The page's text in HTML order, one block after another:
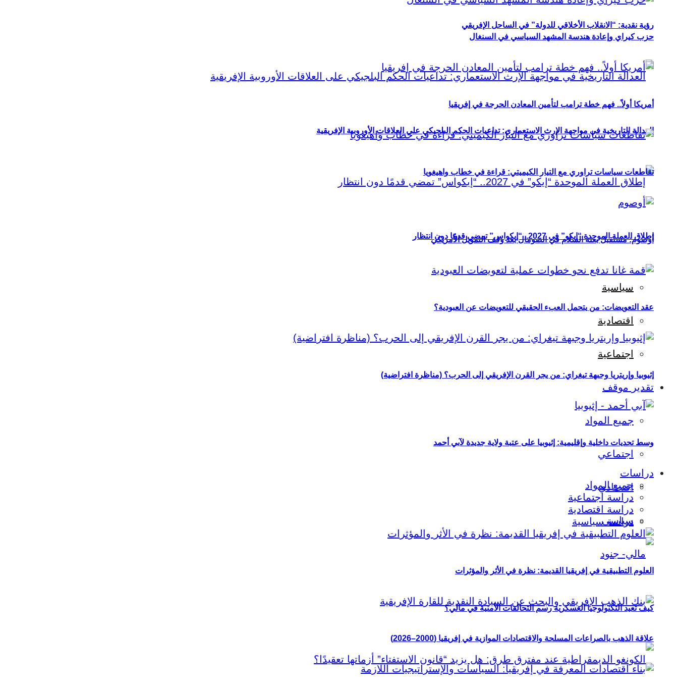
رؤية نقدية: “الانقلاب الأخلاقي للدولة” في الساحل الإفريقي
العدالة التاريخية في مواجهة الإرث الاستعماري: تداعيات الحكم البلجيكي على العلاقات الأوروبية الإفريقية
إطلاق العملة الموحدة “إيكو” في 2027.. “إيكواس” تمضي قدمًا دون انتظار
سياسية
اقتصادية
اجتماعية
تقدير موقف
جميع المواد
اجتماعي
اقتصادي
سياسي
كيف تعيد التكنولوجيا العسكرية رسم التحالفات الأمنية في مالي؟
حزب كيراي وإعادة هندسة المشهد السياسي في السنغال
أمريكا أولاً.. فهم خطة ترامب لتأمين المعادن الحرجة في إفريقيا
تقاطعات سياسات تراوري مع التيار الكيميتي: قراءة في خطاب واهيغويا
أوصوم: مستقبل بعثة السلام في الصومال بعد وقف التمويل الأمريكي
عقد التعويضات: من يتحمل العبء الحقيقي للتعويضات عن العبودية؟
إثيوبيا وإريتريا وجبهة تيغراي: من يجر القرن الإفريقي إلى الحرب؟ (مناظرة افتراضية)
وسط تحديات داخلية وإقليمية: إثيوبيا على عتبة ولاية جديدة لآبي أحمد
دراسات
جميع المواد
دراسة اجتماعية
دراسة اقتصادية
دراسة سياسية
العلوم التطبيقية في إفريقيا القديمة: نظرة في الأثر والمؤثرات
علاقة الذهب بالصراعات المسلحة والاقتصادات الموازية في إفريقيا (2000–2026)